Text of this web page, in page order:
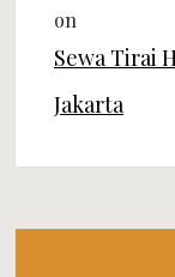
on
Sewa Tirai
Jakarta